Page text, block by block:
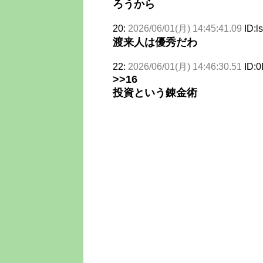
ろうから
20: 2026/06/01(月) 14:45:41.09
渡来人は優秀だわ
22: 2026/06/01(月) 14:46:30.51
>>16
投資という錬金術